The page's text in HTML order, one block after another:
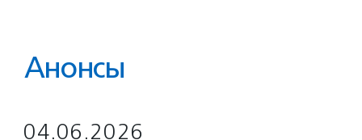
Анонсы
04.06.2026